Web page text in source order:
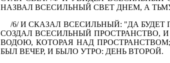
НАЗВАЛ ВСЕСИЛЬНЫЙ СВЕТ ДНЕМ, А
/6/ И СКАЗАЛ ВСЕСИЛЬНЫЙ: "ДА
СОЗДАЛ ВСЕСИЛЬНЫЙ ПРОСТРАНСТВО,
ВОДОЮ, КОТОРАЯ НАД
БЫЛ ВЕЧЕР, И БЫЛО УТРО: ДЕНЬ ВТОРОЙ.